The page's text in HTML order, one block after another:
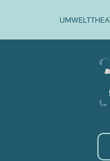
springen